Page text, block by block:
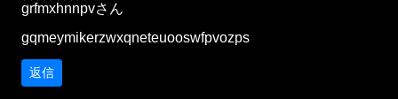
grfmxhnnpvさん
gqmeymikerzwxqneteuooswfpvozps
返信